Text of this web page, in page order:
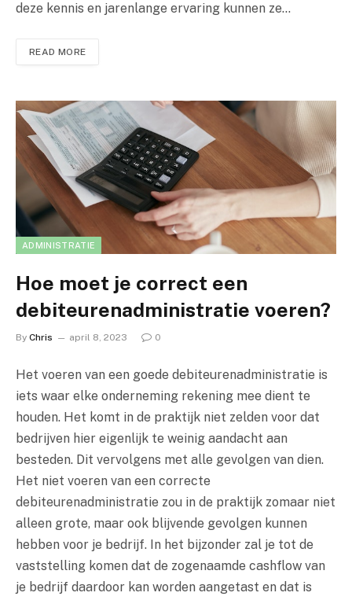
deze kennis en jarenlange ervaring kunnen ze…
READ MORE
ADMINISTRATIE
Hoe moet je correct een
debiteurenadministratie voeren?
By Chris april 8, 2023 0
Het voeren van een goede debiteurenadministratie is
iets waar elke onderneming rekening mee dient te
houden. Het komt in de praktijk niet zelden voor dat
bedrijven hier eigenlijk te weinig aandacht aan
besteden. Dit vervolgens met alle gevolgen van dien.
Het niet voeren van een correcte
debiteurenadministratie zou in de praktijk zomaar niet
alleen grote, maar ook blijvende gevolgen kunnen
hebben voor je bedrijf. In het bijzonder zal je tot de
vaststelling komen dat de zogenaamde cashflow van
je bedrijf daardoor kan worden aangetast en dat is